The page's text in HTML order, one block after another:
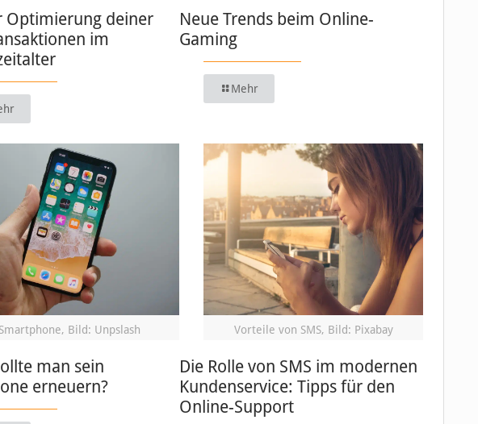
Optimierung deiner
im
Neue Trends beim Online-
Gaming
Mehr
Smartphone, Bild: Unpslash
man sein
erneuern?
Vorteile von SMS, Bild: Pixabay
Die Rolle von SMS im modernen
Kundenservice: Tipps für den
Online-Support